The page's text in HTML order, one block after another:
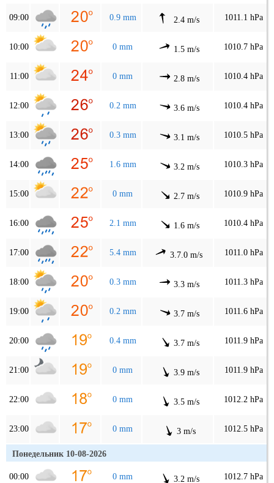
09:00 0.9 mm 2.4 m/s 1011.1 hPa
10:00 0 mm 1.5 m/s 1010.7 hPa
11:00 0 mm 2.8 m/s 1010.4 hPa
12:00 0.2 mm 3.6 m/s 1010.4 hPa
13:00 0.3 mm 3.1 m/s 1010.5 hPa
14:00 1.6 mm 3.2 m/s 1010.3 hPa
15:00 0 mm 2.7 m/s 1010.9 hPa
16:00 2.1 mm 1.6 m/s 1010.4 hPa
17:00 5.4 mm 3.7.0 m/s 1011.0 hPa
18:00 0.3 mm 3.3 m/s 1011.3 hPa
19:00 0.2 mm 3.7 m/s 1011.6 hPa
20:00 0.4 mm 3.7 m/s 1011.9 hPa
21:00 0 mm 3.9 m/s 1011.9 hPa
22:00 0 mm 3.5 m/s 1012.2 hPa
23:00 0 mm 3 m/s 1012.5 hPa
Понедельник 10-08-2026
00:00 0 mm 3.2 m/s 1012.7 hPa